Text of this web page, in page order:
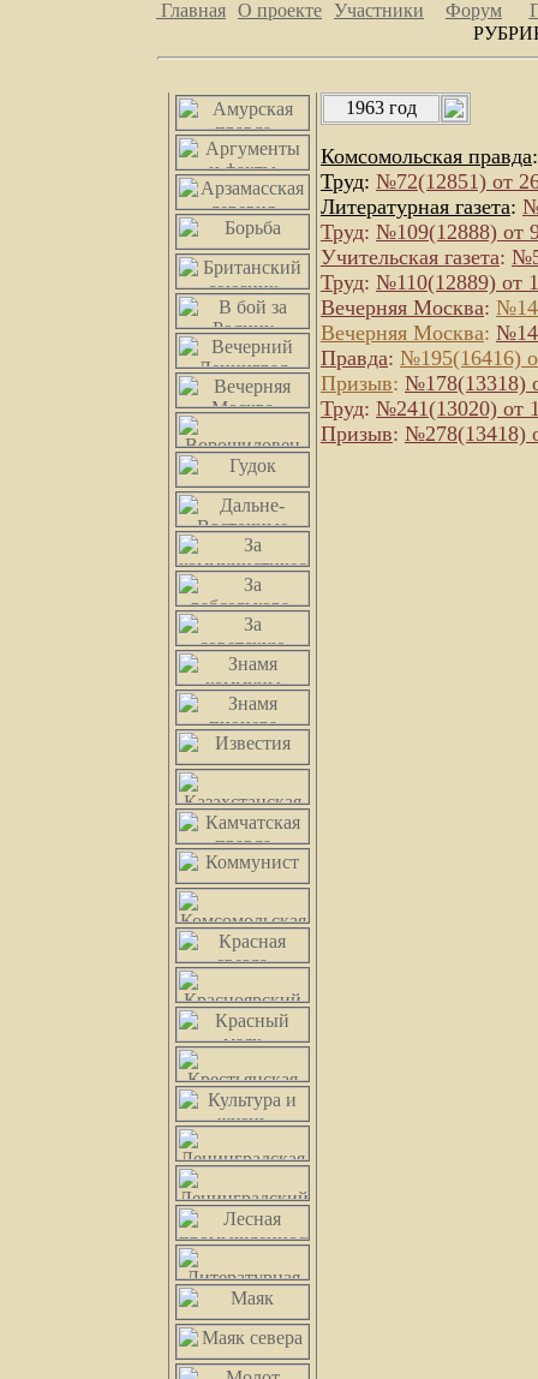
Главная О проекте Участники Форум
1963 год
Комсомольская правда
Труд: №72(12851) от
Литературная газета:
Труд: №109(12888) от
Учительская газета:
Труд: №110(12889) от
Вечерняя Москва:
Вечерняя Москва:
Правда: №195(16416)
Призыв: №178(13318)
Труд: №241(13020) от
Призыв: №278(13418)